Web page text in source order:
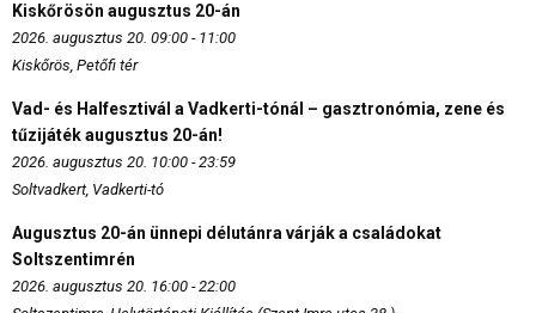
Kiskőrösön augusztus 20-án
2026. augusztus 20. 09:00 - 11:00
Kiskőrös, Petőfi tér
Vad- és Halfesztivál a Vadkerti-tónál – gasztronómia, zene és
tűzijáték augusztus 20-án!
2026. augusztus 20. 10:00 - 23:59
Soltvadkert, Vadkerti-tó
Augusztus 20-án ünnepi délutánra várják a családokat
Soltszentimrén
2026. augusztus 20. 16:00 - 22:00